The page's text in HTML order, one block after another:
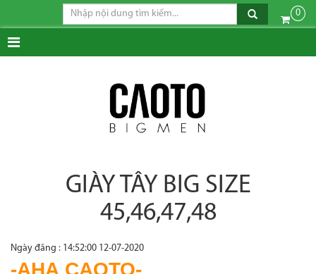
0
GIÀY TÂY BIG SIZE
45,46,47,48
Ngày đăng : 14:52:00 12-07-2020
-AHA CAOTO-